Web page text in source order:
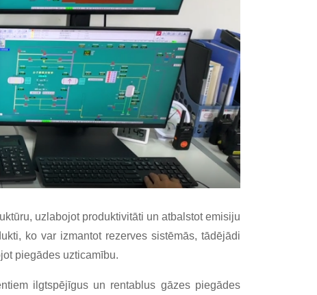
uzlabojot produktivitāti un atbalstot emisiju
ko var izmantot rezerves sistēmās, tādējādi
piegādes uzticamību.
ilgtspējīgus un rentablus gāzes piegādes